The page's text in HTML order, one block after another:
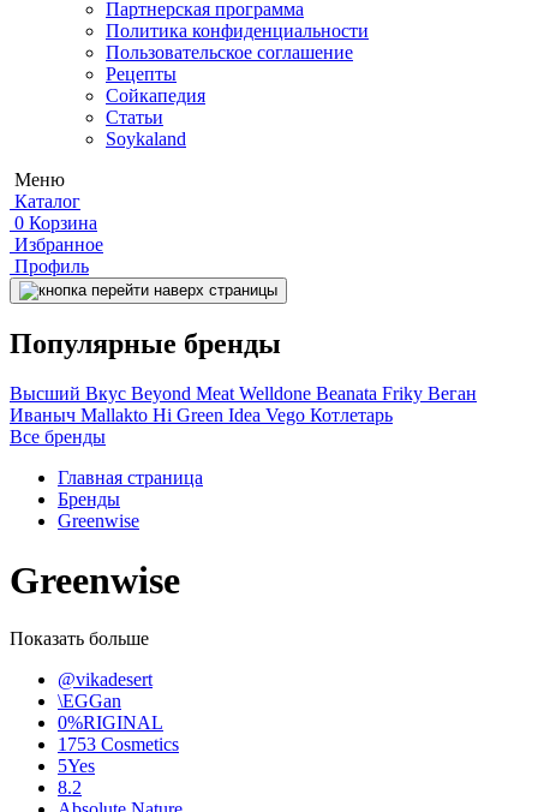
Партнерская программа
Политика конфиденциальности
Пользовательское соглашение
Рецепты
Сойкапедия
Статьи
Soykaland
Меню
Каталог
0 Корзина
Избранное
Профиль
Популярные бренды
Высший Вкус Beyond MeatWelldone Beanata Friky Веган
Иваныч Mallakto Hi Green Idea Vego Котлетарь
Все бренды
Главная страница
Бренды
Greenwise
Greenwise
Показать больше
@vikadesert
\EGGan
0%RIGINAL
1753 Cosmetics
5Yes
8.2